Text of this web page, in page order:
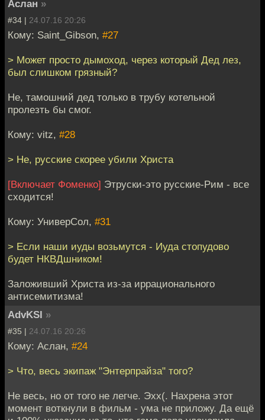
Аслан »
#34 | 24.07.16 20:26
Кому: Saint_Gibson, #27
> Может просто дымоход, через который Дед лез,
был слишком грязный?
Не, тамошний дед только в трубу котельной
пролезть бы смог.
Кому: vitz, #28
> Не, русские скорее убили Христа
[Включает Фоменко] Этруски-это русские-Рим - все
сходится!
Кому: УниверСол, #31
> Если наши иуды возьмутся - Иуда стопудово
будет НКВДшником!
Заложивший Христа из-за иррационального
антисемитизма!
AdvKSI »
#35 | 24.07.16 20:26
Кому: Аслан, #24
> Что, весь экипаж "Энтерпрайза" того?
Не весь, но от того не легче. Эхх(. Нахрена этот
момент воткнули в фильм - ума не приложу. Да ещё